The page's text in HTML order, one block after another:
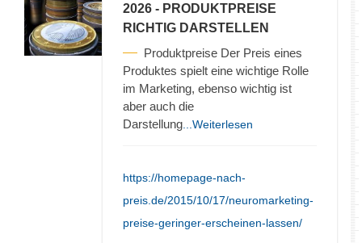
2026 - PRODUKTPREISE
RICHTIG DARSTELLEN
Produktpreise Der Preis eines
Produktes spielt eine wichtige Rolle
im Marketing, ebenso wichtig ist
aber auch die
Darstellung ...Weiterlesen
https://homepage-nach-
preis.de/2015/10/17/neuromarketing-
preise-geringer-erscheinen-lassen/